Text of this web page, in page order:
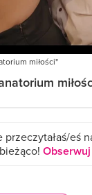
miłości"
eś